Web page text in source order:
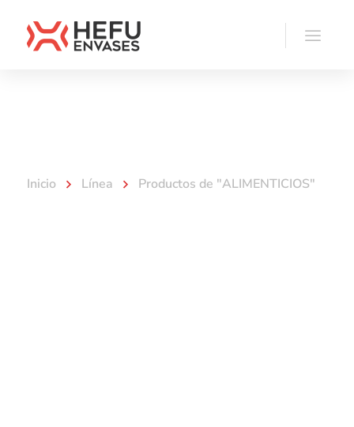
Inicio Línea Productos de "ALIMENTICIOS"